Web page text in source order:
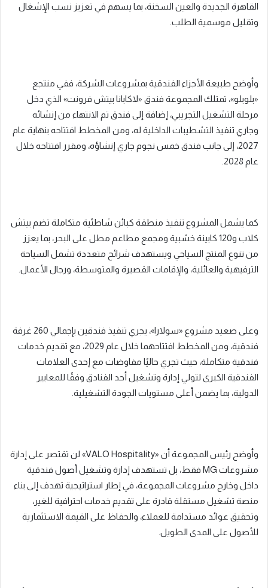
القاهرة الجديدة والعين السخنة، بما يسهم في تعزيز نسب الإشغال
وتقليل موسمية الطلب.
وأوضح طبيعة الأجزاء الفندقية بمشروعات الشركة، ففي منتجع
«بلوبلو»، تمتلك المجموعة فندق «لاكابانا بيتش فرونت» الذي دخل
مرحلة التشغيل التجريبي، إضافة إلى فندق تم الانتهاء من إنشائه
وجاري تنفيذ التشطيبات الداخلية له، ومن المخطط افتتاحه بنهاية عام
2027، إلى جانب فندق خمس نجوم جاري إنشاؤه، ومقرر افتتاحه خلال
عام 2028.
كما يشمل المشروع تنفيذ منطقة كبائن شاطئية متكاملة تضم بيتش
كلاب و120 كابينة خشبية ومجمع مطاعم مطل على البحر، بما يعزز
من تنوع المنتج السياحي ويستهدف شرائح متعددة تشمل السياحة
الترفيهية والعائلية، والإقامات القصيرة والمتوسطة، ورجال الأعمال.
وعلى صعيد مشروع «سولارا»، يجري تنفيذ فندقين بإجمالي 260 غرفة
فندقية، ومن المخطط افتتاحهما خلال عام 2029، مع تقديم خدمات
فندقية متكاملة، حيث تجري حاليًا مفاوضات مع إحدى العلامات
الفندقية الكبرى لتولي إدارة وتشغيل أحد الفنادق وفقًا للمعايير
الدولية، بما يضمن أعلى مستويات الجودة التشغيلية.
وأوضح رئيس المجموعة أن «VALO Hospitality» لن تقتصر على إدارة
مشروعات MG فقط، بل تستهدف إدارة وتشغيل أصول فندقية
داخل وخارج مشروعات المجموعة، في إطار استراتيجية تهدف إلى بناء
منصة تشغيل مستقلة قادرة على تقديم خدمات احترافية للغير،
وتحقيق عوائد مستدامة للعملاء، والحفاظ على القيمة الاستثمارية
للأصول على المدى الطويل.